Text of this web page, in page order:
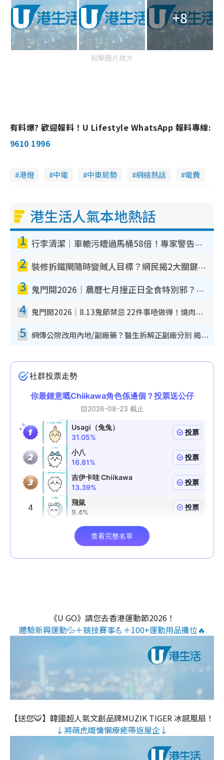
+8
點擊圖片放大
有料爆? 歡迎報料！U Lifestyle WhatsApp 報料專線:
9610 1996
港燈 中電 中東局勢 網絡熱話 電費
港生活人氣本地熱話
1 行李清潔｜車轆污糟過馬桶58倍！專家警告忌用酒精抹 教1招免污手除菌
2 裝修拆鐵閘隨時變賊人目標？網民揭2大關鍵用途：裝新式等於白裝？附新舊鐵閘分別
3 鬼門開2026｜農曆七月撞正日全食特別邪？專家警告切忌做一事！揭4大禁忌+2招保平安
4 鬼門開2026｜8.13鬼節禁忌 22件事唔做得！燒肉、刺身要少食？半夜勿吹口哨/打呢個電話
5 網傳公院改用內地/副廠藥？醫生拆解正副廠分別 揭4類人換藥隨時出事
《U GO》請您去香港運動節2026！
體驗新興運動💦＋競技賽事💪＋100+運動用品攤位🔥
【送您🐯】韓國超人氣文創品牌MUZIK TIGER 冰感風扇！
↓將萌虎嘅慵懶療癒帶返屋企↓